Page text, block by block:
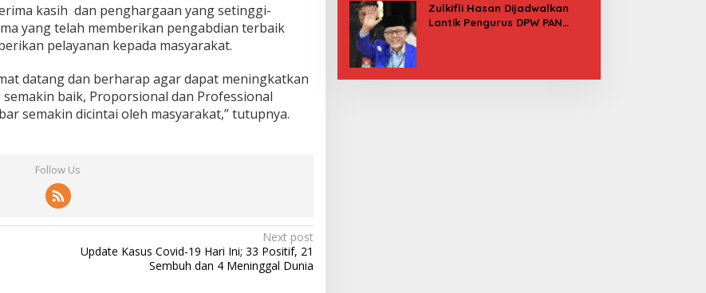
kasih dan penghargaan yang setinggi-
yang telah memberikan pengabdian terbaik
pelayanan kepada masyarakat.
datang dan berharap agar dapat meningkatkan
baik, Proporsional dan Professional
semakin dicintai oleh masyarakat,” tutupnya.
Follow Us
Next post
Update Kasus Covid-19 Hari Ini; 33 Positif, 21
Sembuh dan 4 Meninggal Dunia
Zulkifli Hasan Dijadwalkan
Lantik Pengurus DPW PAN